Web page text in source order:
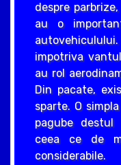
despre
au o
autovehiculului.
impotriva
au rol
Din pacate,
sparte. O
pagube destul
ceea ce de
considerabile.